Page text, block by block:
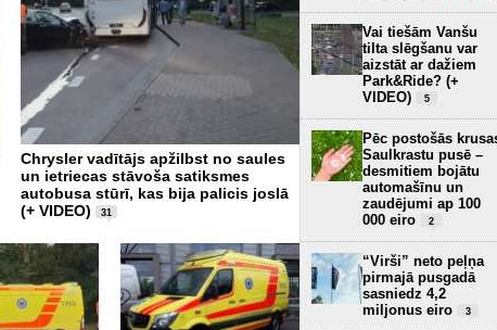
Chrysler vadītājs apžilbst no saules
un ietriecas stāvoša satiksmes
autobusa stūrī, kas bija palicis joslā
(+ VIDEO)
31
Pēc iebraukšanas upē
velosipēdists
1
Vai tiešām Vanšu
tilta slēgšanu var
aizstāt ar dažiem
Park&Ride? (+
VIDEO)
5
Pēc postošās
Saulkrastu pusē –
desmitiem bojātu
automašīnu un
zaudējumi ap 100
000 eiro
2
“Virši” neto peļņa
pirmajā pusgadā
sasniedz 4,2
miljonus eiro
3